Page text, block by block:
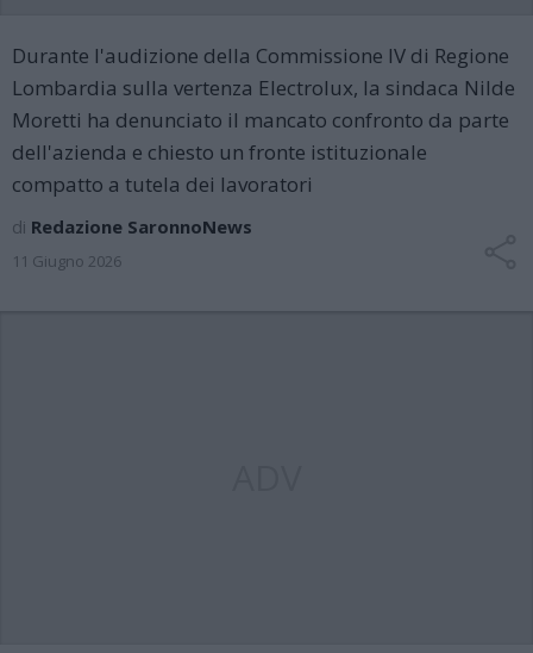
Durante l'audizione della Commissione IV di Regione
Lombardia sulla vertenza Electrolux, la sindaca Nilde
Moretti ha denunciato il mancato confronto da parte
dell'azienda e chiesto un fronte istituzionale
compatto a tutela dei lavoratori
di Redazione SaronnoNews
11 Giugno 2026